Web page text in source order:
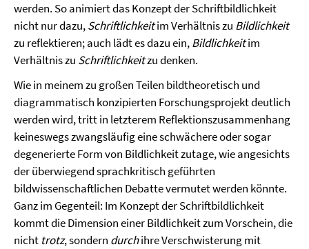
werden. So animiert das Konzept der Schriftbildlichkeit
nicht nur dazu,Schriftlichkeitim Verhältnis zu Bildlichkeit
zu reflektieren; auch lädt es dazu ein,Bildlichkeitim
Verhältnis zu Schriftlichkeitzu denken.
Wie in meinem zu großen Teilen bildtheoretisch und
diagrammatisch konzipierten Forschungsprojekt deutlich
werden wird, tritt in letzterem Reflektionszusammenhang
keineswegs zwangsläufig eine schwächere oder sogar
degenerierte Form von Bildlichkeit zutage, wie angesichts
der überwiegend sprachkritisch geführten
bildwissenschaftlichen Debatte vermutet werden könnte.
Ganz im Gegenteil: Im Konzept der Schriftbildlichkeit
kommt die Dimension einer Bildlichkeit zum Vorschein, die
nicht trotz, sondern durchihre Verschwisterung mit